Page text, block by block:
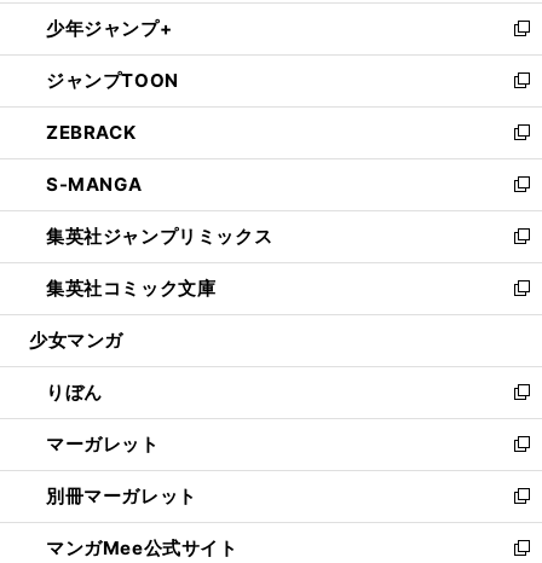
く
で
開
く
ン
ド
ウ
で
開
く
ウ
ィ
ン
ド
ウ
で
開
く
し
い
ウ
ィ
ン
ド
ウ
で
開
く
少年ジャンプ+
新
し
い
ウ
ィ
ン
ド
ウ
で
開
く
ジャンプTOON
新
し
い
ウ
ィ
ン
ド
ウ
で
開
ZEBRACK
新
し
い
ウ
ィ
ン
ド
ウ
開
く
S-MANGA
新
し
い
ウ
ィ
ン
ウ
で
開
く
集英社ジャンプリミックス
新
し
い
ウ
ン
ド
ウ
で
開
く
集英社コミック文庫
新
し
ウ
ィ
ン
ド
ウ
で
開
く
少女マンガ
りぼん
新
し
い
ウ
ィ
ン
ド
マーガレット
新
し
い
ウ
ィ
別冊マーガレット
新
し
い
マンガMee公式サイト 新